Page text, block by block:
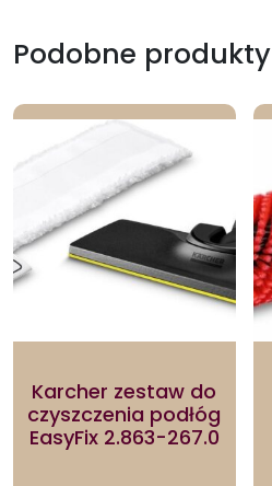
Podobne produkty
Karcher zestaw do
czyszczenia podłóg
EasyFix 2.863-267.0